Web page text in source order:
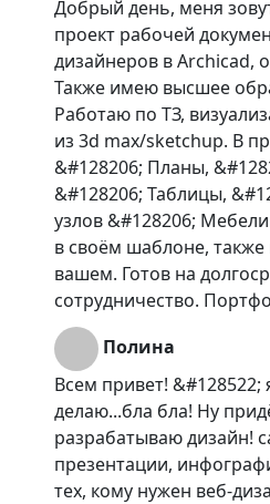
Добрый день, меня
проект рабочей
дизайнеров в Archicad,
Также имею высшее
Работаю по ТЗ,
из 3d max/sketchup. В
&#128206; Планы,
&#128206; Таблицы,
узлов &#128206;
в своём шаблоне,
вашем. Готов на
сотрудничество.
Полина
Всем привет! &#128522;
делаю...бла бла! Ну
разрабатываю дизайн!
презентации,
тех, кому нужен веб-